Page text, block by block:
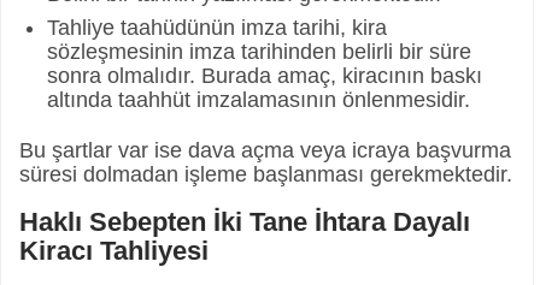
Tahliye taahüdünün imza tarihi, kira
sözleşmesinin imza tarihinden belirli bir süre
sonra olmalıdır. Burada amaç, kiracının baskı
altında taahhüt imzalamasının önlenmesidir.
Bu şartlar var ise dava açma veya icraya başvurma
süresi dolmadan işleme başlanması gerekmektedir.
Haklı Sebepten İki Tane İhtara Dayalı
Kiracı Tahliyesi